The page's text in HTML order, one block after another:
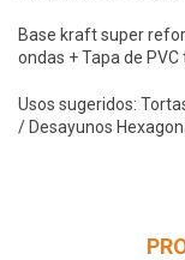
Base kraft super
ondas + Tapa de
Usos sugeridos:
/ Desayunos